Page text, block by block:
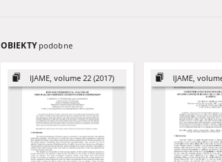
OBIEKTY podobne
IJAME, volume 22 (2017) IJAME,